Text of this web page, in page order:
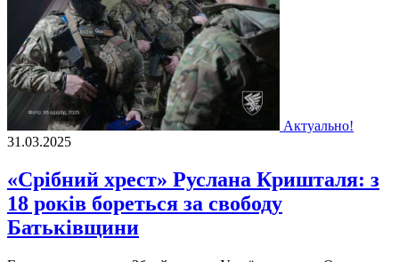
Актуально!
31.03.2025
«Срібний хрест» Руслана Кришталя: з
18 років бореться за свободу
Батьківщини